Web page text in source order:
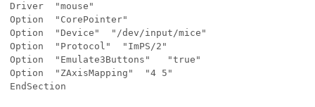
Driver  "mouse"
Option  "CorePointer"
Option  "Device"  "/dev/input/mice"
Option  "Protocol"  "ImPS/2"
Option  "Emulate3Buttons"	"true"
Option  "ZAxisMapping"  "4 5"
EndSection